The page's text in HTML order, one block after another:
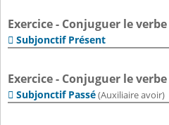
Exercice - Conjuguer le verbe
 Subjonctif Présent
Exercice - Conjuguer le verbe
 Subjonctif Passé(Auxiliaire avoir)